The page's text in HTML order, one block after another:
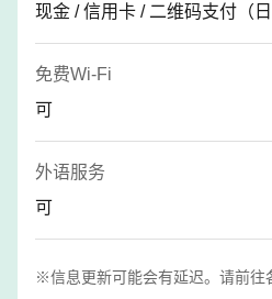
现金 / 信用卡 / 二维码支付（
免费Wi-Fi
可
外语服务
可
※信息更新可能会有延迟。请前往